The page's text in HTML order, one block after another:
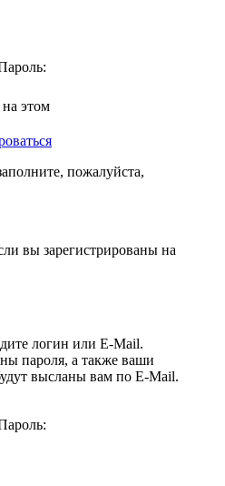
этом
пожалуйста,
вы зарегистрированы на
логин или E-Mail.
пароля, а также ваши
высланы вам по E-Mail.